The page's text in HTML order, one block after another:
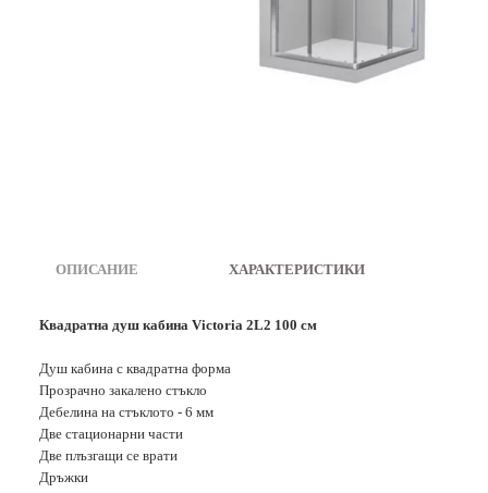
ОПИСАНИЕ ХАРАКТЕРИСТИКИ
Квадратна душ кабина Victoria 2L2 100 см
Душ кабина с квадратна форма
Прозрачно закалено стъкло
Дебелина на стъклото - 6 мм
Две стационарни части
Две плъзгащи се врати
Дръжки